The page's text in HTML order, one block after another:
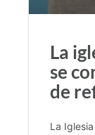
La
se
de
La